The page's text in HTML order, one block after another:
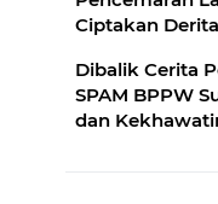
Ciptakan
Dibalik Cerita
SPAM BPPW
dan